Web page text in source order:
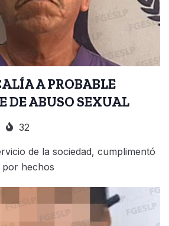
A PROBABLE
DE ABUSO SEXUAL
32
de la sociedad, cumplimentó
por hechos